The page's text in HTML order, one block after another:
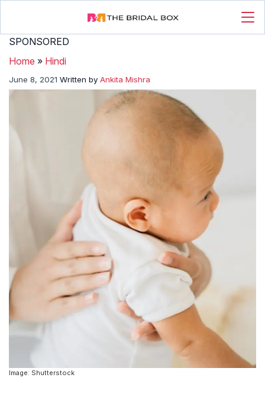
SPONSORED
Home » Hindi
June 8, 2021 Written by Ankita Mishra
Image: Shutterstock